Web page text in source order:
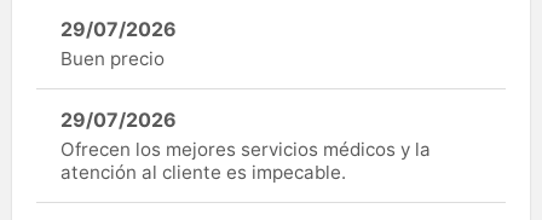
29/07/2026
Buen precio
29/07/2026
Ofrecen los mejores servicios médicos y la
atención al cliente es impecable.